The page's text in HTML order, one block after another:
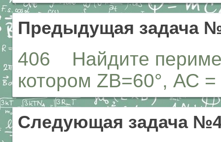
Предыдущая задача
406 Найдите
котором ZB=60°, АС
Следующая задача